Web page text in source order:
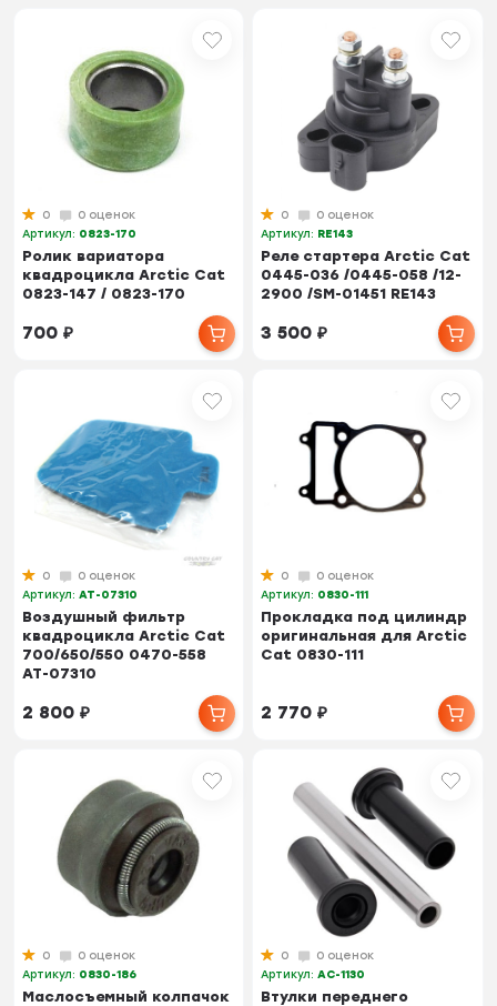
0
0 оценок
Артикул: 0823-170
Ролик вариатора
квадроцикла Arctic Cat
0823-147 / 0823-170
700₽
0
0 оценок
Артикул: RE143
Реле стартера Arctic Cat
0445-036 /0445-058 /12-
2900 /SM-01451 RE143
3 500₽
0
0 оценок
Артикул:AT-07310
Воздушный фильтр
квадроцикла Arctic Cat
700/650/550 0470-558
AT-07310
2 800₽
0
0 оценок
Артикул: 0830-111
Прокладка под цилиндр
оригинальная для Arctic
Cat 0830-111
2 770₽
0
0 оценок
Артикул: 0830-186
Маслосъемный колпачок
0
0 оценок
Артикул:AC-1130
Втулки переднего